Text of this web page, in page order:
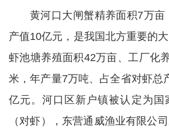
黄河口大闸蟹精养面积7万亩
产值10亿元，是我国北方重要的
虾池塘养殖面积42万亩、工厂化
米，年产量7万吨、占全省对虾总
亿元。河口区新户镇被认定为国
（对虾），东营通威渔业有限公